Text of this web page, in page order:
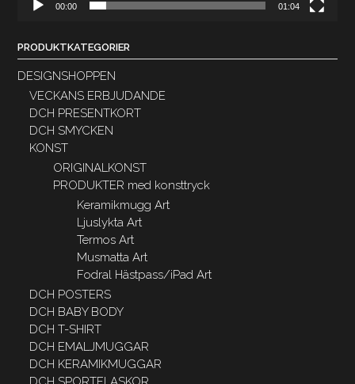
00:00 01:04
PRODUKTKATEGORIER
DESIGNSHOPPEN
VECKANS ERBJUDANDE
DCH PRESENTKORT
DCH SMYCKEN
KONST
ORIGINALKONST
PRODUKTER med konsttryck
Keramikmugg Art
Ljuslykta Art
Termos Art
Musmatta Art
Fodral Hästpass/iPad Art
DCH POSTERS
DCH BABY BODY
DCH T-SHIRT
DCH EMALJMUGGAR
DCH KERAMIKMUGGAR